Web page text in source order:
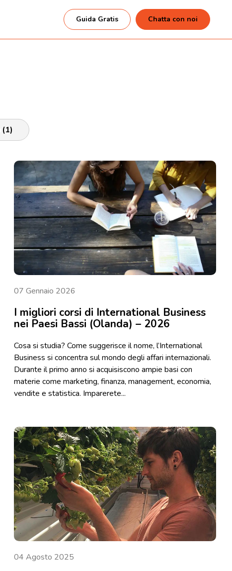
Guida Gratis Chatta con noi
(1)
07 Gennaio 2026
I migliori corsi di International Business
nei Paesi Bassi (Olanda) – 2026
Cosa si studia? Come suggerisce il nome, l’International
Business si concentra sul mondo degli affari internazionali.
Durante il primo anno si acquisiscono ampie basi con
materie come marketing, finanza, management, economia,
vendite e statistica. Imparerete...
04 Agosto 2025